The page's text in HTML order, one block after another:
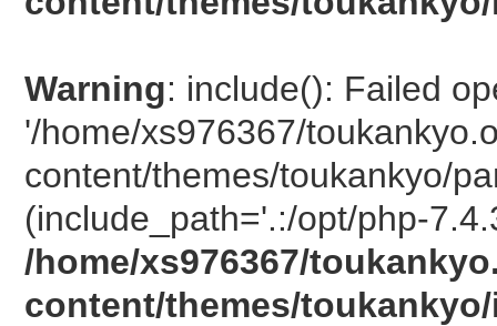
Warning: include(): Failed
'/home/xs976367/
content/themes/toukankyo/
(include_path='.:/opt/php-
/home/xs976367/
content/themes/